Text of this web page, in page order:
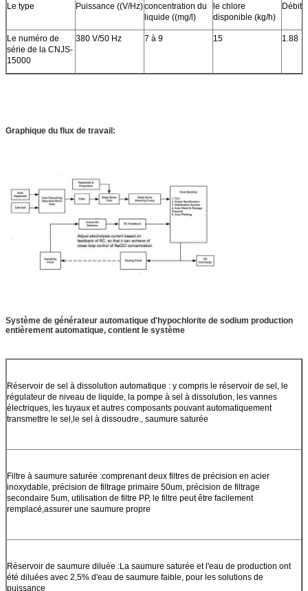
Le type Puissance ((V/Hz)concentration du
liquide ((mg/l)
le chlore
disponible (kg/h)
Débit
Le numéro de
série de la CNJS-
15000
380 V/50 Hz 7 à 9 15 1.88
Graphique du flux de travail:
Système de générateur automatique d'hypochlorite de sodium production
entièrement automatique, contient le système
Réservoir de sel à dissolution automatique : y compris le réservoir de sel, le
régulateur de niveau de liquide, la pompe à sel à dissolution, les vannes
électriques, les tuyaux et autres composants pouvant automatiquement
transmettre le sel,le sel à dissoudre., saumure saturée
Filtre à saumure saturée :comprenant deux filtres de précision en acier
inoxydable, précision de filtrage primaire 50um, précision de filtrage
secondaire 5um, utilisation de filtre PP, le filtre peut être facilement
remplacé,assurer une saumure propre
Réservoir de saumure diluée :La saumure saturée et l'eau de production ont
été diluées avec 2,5% d'eau de saumure faible, pour les solutions de
puissance